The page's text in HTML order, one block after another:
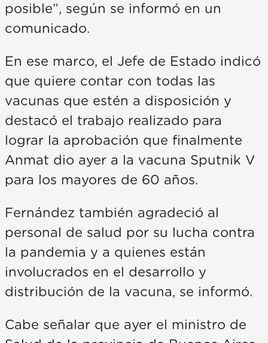
posible”, según se informó en un
comunicado.
En ese marco, el Jefe de Estado indicó
que quiere contar con todas las
vacunas que estén a disposición y
destacó el trabajo realizado para
lograr la aprobación que finalmente
Anmat dio ayer a la vacuna Sputnik V
para los mayores de 60 años.
Fernández también agradeció al
personal de salud por su lucha contra
la pandemia y a quienes están
involucrados en el desarrollo y
distribución de la vacuna, se informó.
Cabe señalar que ayer el ministro de